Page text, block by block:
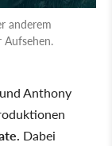
anderem
Anthony
Dabei